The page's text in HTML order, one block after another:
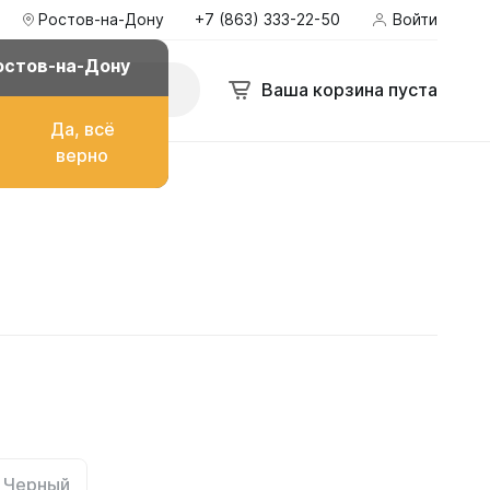
Ростов-на-Дону
на-Дону
Да, всё
верно
+7 (863) 333-22-50 Войти
Ваша корзина пуста
топлива
Черный